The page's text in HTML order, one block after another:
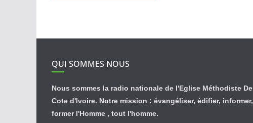
QUI SOMMES NOUS
Nous sommes la radio nationale de l'Eglise Méthodiste De
Cote d'Ivoire. Notre mission : évangéliser, édifier, informer,
former l'Homme , tout l'homme.